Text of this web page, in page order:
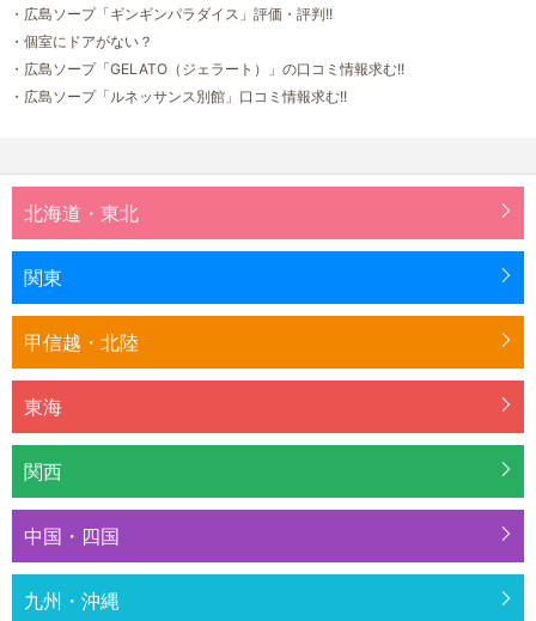
・広島ソープ「ギンギンパラダイス」評価・評判!!
・個室にドアがない？
・広島ソープ「GELATO（ジェラート）」の口コミ情報求む!!
・広島ソープ「ルネッサンス別館」口コミ情報求む!!
北海道・東北
関東
甲信越・北陸
東海
関西
中国・四国
九州・沖縄